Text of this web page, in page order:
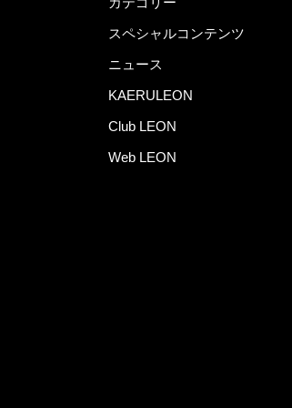
スペシャルコンテンツ
ニュース
KAERULEON
Club LEON
Web LEON